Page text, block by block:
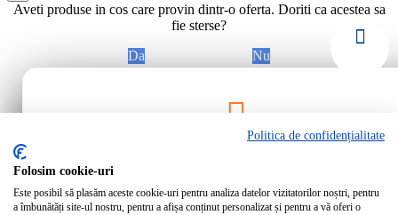
Abonează-te la newsletter-ul Bartrom pentru a primi cele mai noi
Aveti produse in cos care provin dintr-o oferta. Doriti ca acestea sa
fie sterse?
Da
Nu
Politica de confidențialitate
Folosim cookie-uri
Este posibil să plasăm aceste cookie-uri pentru analiza datelor vizitatorilor noștri, pentru
a îmbunătăți site-ul nostru, pentru a afișa conținut personalizat și pentru a vă oferi o